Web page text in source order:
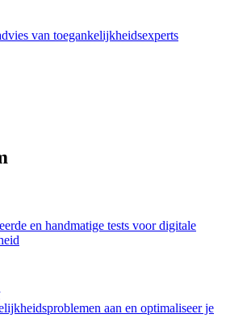
van toegankelijkheidsexperts
en handmatige tests voor digitale
aan en optimaliseer je